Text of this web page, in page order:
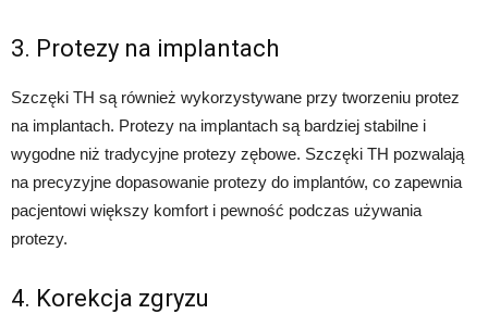
3. Protezy na implantach
Szczęki TH są również wykorzystywane przy tworzeniu protez
na implantach. Protezy na implantach są bardziej stabilne i
wygodne niż tradycyjne protezy zębowe. Szczęki TH pozwalają
na precyzyjne dopasowanie protezy do implantów, co zapewnia
pacjentowi większy komfort i pewność podczas używania
protezy.
4. Korekcja zgryzu